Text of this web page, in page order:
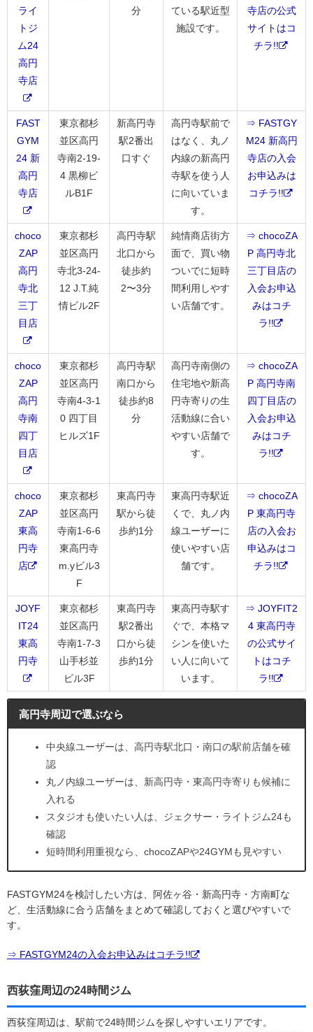
ライ
トジ
ム24
高円
寺店
分
ている駅近型
施設です。
寺店の公式
サイトはコ
チラ!!
FAST
GYM
24 新
高円
寺店
東京都杉
並区高円
寺南2-19-
4 黒柳ビ
ルB1F
新高円寺
駅2番出
口すぐ
高円寺駅前で
はなく、丸ノ
内線の新高円
寺駅を使う人
に向いていま
す。
⇒ FASTGY
M24 新高円
寺店の入会
お申込みは
コチラ!!
choco
ZAP
高円
寺北
三丁
目店
東京都杉
並区高円
寺北3-24-
12 J.T.純
情ビル2F
高円寺駅
北口から
徒歩約
2〜3分
純情商店街方
面で、買い物
ついでに短時
間利用しやす
い店舗です。
⇒ chocoZA
P 高円寺北
三丁目店の
入会お申込
みはコチ
ラ!!
choco
ZAP
高円
寺南
四丁
目店
東京都杉
並区高円
寺南4-3-1
0 四丁目
ヒルズ1F
高円寺駅
南口から
徒歩約8
分
高円寺南側の
住宅地や新高
円寺寄りの生
活動線に合い
やすい店舗で
す。
⇒ chocoZA
P 高円寺南
四丁目店の
入会お申込
みはコチ
ラ!!
choco
ZAP
東高
円寺
店
東京都杉
並区高円
寺南1-6-6
東高円寺
m.yビル3
F
東高円寺
駅から徒
歩約1分
東高円寺駅近
くで、丸ノ内
線ユーザーに
使いやすい店
舗です。
⇒ chocoZA
P 東高円寺
店の入会お
申込みはコ
チラ!!
JOYF
IT24
東高
円寺
東京都杉
並区高円
寺南1-7-3
山手杉並
ビル3F
東高円寺
駅2番出
口から徒
歩約1分
東高円寺駅す
ぐで、本格マ
シンを使いた
い人に向いて
います。
⇒ JOYFIT2
4 東高円寺
の公式サイ
トはコチ
ラ!!
高円寺周辺で選ぶなら
中央線ユーザーは、高円寺駅北口・南口の駅前店舗を確
認
丸ノ内線ユーザーは、新高円寺・東高円寺寄りも候補に
入れる
スタジオも使いたい人は、ジェクサー・ライトジム24も
確認
短時間利用重視なら、chocoZAPや24GYMも見やすい
FASTGYM24を検討したい方は、阿佐ヶ谷・新高円寺・方南町な
ど、生活動線に合う店舗をまとめて確認しておくと選びやすいで
す。
⇒ FASTGYM24の入会お申込みはコチラ!!
西荻窪周辺の24時間ジム
西荻窪周辺は、駅前で24時間ジムを探しやすいエリアです。